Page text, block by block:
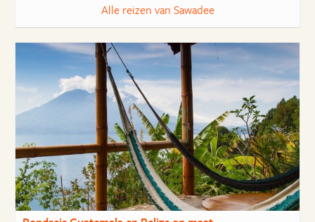
Alle reizen van Sawadee